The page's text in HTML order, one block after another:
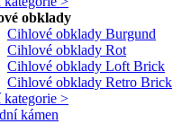
obklady
Cihlové obklady Burgund
Cihlové obklady Rot
Cihlové obklady Loft Brick
Cihlové obklady Retro Brick
kategorie >
kámen